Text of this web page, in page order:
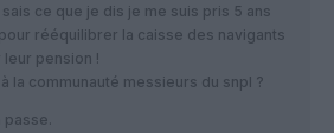
ce que je dis je me suis pris 5 ans
rééquilibrer la caisse des navigants
pension !
la communauté messieurs du snpl ?
passe.